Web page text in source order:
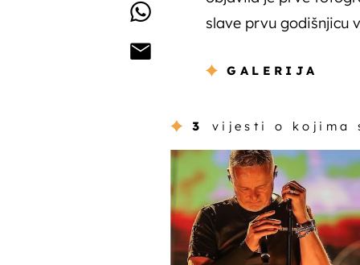
slave prvu godišnjicu
GALERIJA
3 vijesti o kojima